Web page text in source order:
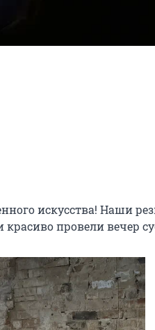
искусства! Наши
провели вечер